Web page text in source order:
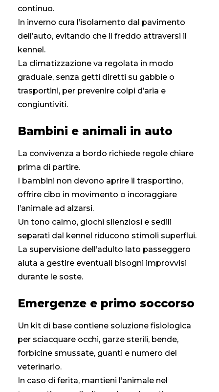
continuo.
In inverno cura l’isolamento dal pavimento
dell’auto, evitando che il freddo attraversi il
kennel.
La climatizzazione va regolata in modo
graduale, senza getti diretti su gabbie o
trasportini, per prevenire colpi d’aria e
congiuntiviti.
Bambini e animali in auto
La convivenza a bordo richiede regole chiare
prima di partire.
I bambini non devono aprire il trasportino,
offrire cibo in movimento o incoraggiare
l’animale ad alzarsi.
Un tono calmo, giochi silenziosi e sedili
separati dal kennel riducono stimoli superflui.
La supervisione dell’adulto lato passeggero
aiuta a gestire eventuali bisogni improvvisi
durante le soste.
Emergenze e primo soccorso
Un kit di base contiene soluzione fisiologica
per sciacquare occhi, garze sterili, bende,
forbicine smussate, guanti e numero del
veterinario.
In caso di ferita, mantieni l’animale nel